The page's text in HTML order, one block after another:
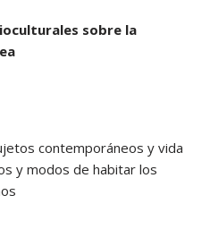
sobre la
contemporáneos y vida
y modos de habitar los